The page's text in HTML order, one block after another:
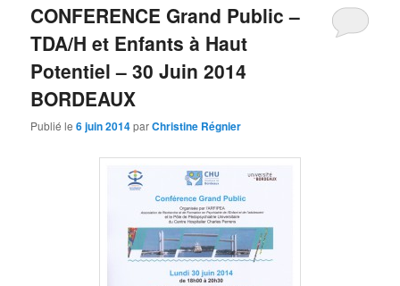
CONFERENCE Grand Public –
TDA/H et Enfants à Haut
Potentiel – 30 Juin 2014
BORDEAUX
Publié le6 juin 2014parChristine Régnier